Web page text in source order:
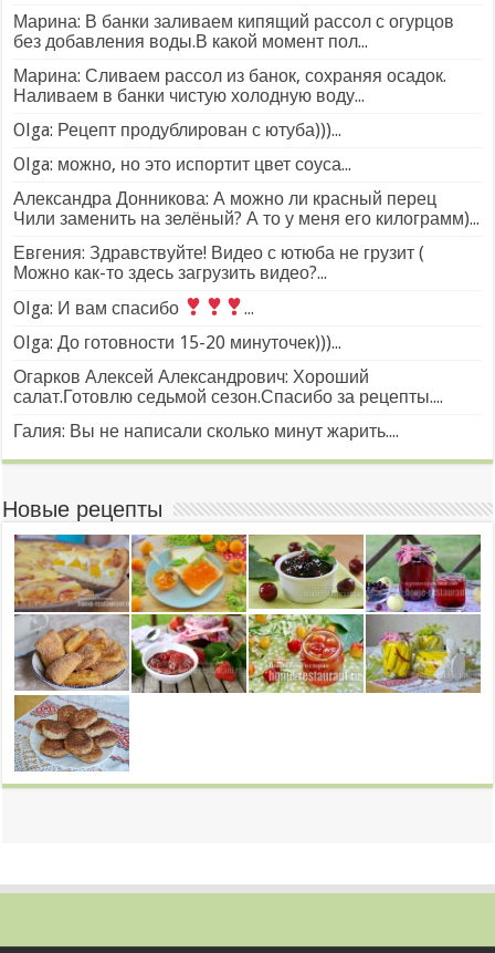
Марина: В банки заливаем кипящий рассол с огурцов
без добавления воды.В какой момент пол...
Марина: Сливаем рассол из банок, сохраняя осадок.
Наливаем в банки чистую холодную воду...
Olga: Рецепт продублирован с ютуба)))...
Olga: можно, но это испортит цвет соуса...
Александра Донникова: А можно ли красный перец
Чили заменить на зелёный? А то у меня его килограмм)...
Евгения: Здравствуйте! Видео с ютюба не грузит (
Можно как-то здесь загрузить видео?...
Olga: И вам спасибо
...
Olga: До готовности 15-20 минуточек)))...
Огарков Алексей Александрович: Хороший
салат.Готовлю седьмой сезон.Спасибо за рецепты....
Галия: Вы не написали сколько минут жарить....
Новые рецепты